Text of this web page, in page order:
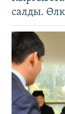
салды.